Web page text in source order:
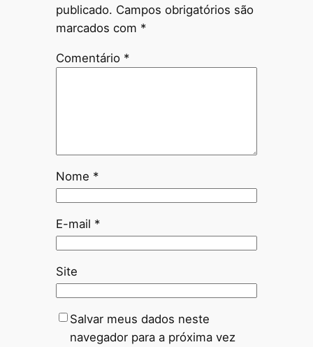
publicado. Campos obrigatórios são
marcados com *
Comentário *
Nome *
E-mail *
Site
Salvar meus dados neste
navegador para a próxima vez